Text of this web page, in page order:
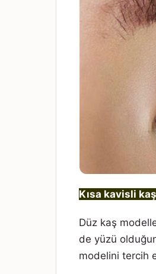
Kısa kavisli
Düz kaş
de yüzü
modelini tercih